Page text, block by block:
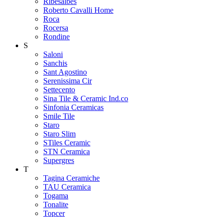
Roberto Cavalli Home
Roca
Rocersa
Rondine
S
Saloni
Sanchis
Sant Agostino
Serenissima Cir
Settecento
Sina Tile & Ceramic Ind.co
Sinfonia Ceramicas
Smile Tile
Staro
Staro Slim
STiles Ceramic
STN Ceramica
Supergres
T
Tagina Ceramiche
TAU Ceramica
Togama
Tonalite
Topcer